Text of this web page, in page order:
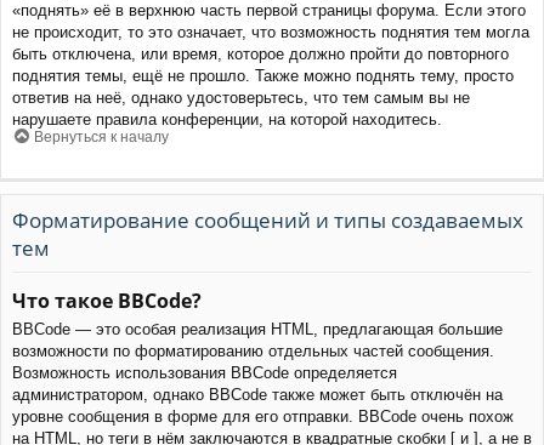
«поднять» её в верхнюю часть первой страницы форума. Если этого
не происходит, то это означает, что возможность поднятия тем могла
быть отключена, или время, которое должно пройти до повторного
поднятия темы, ещё не прошло. Также можно поднять тему, просто
ответив на неё, однако удостоверьтесь, что тем самым вы не
нарушаете правила конференции, на которой находитесь.
Вернуться к началу
Форматирование сообщений и типы создаваемых
тем
Что такое BBCode?
BBCode — это особая реализация HTML, предлагающая большие
возможности по форматированию отдельных частей сообщения.
Возможность использования BBCode определяется
администратором, однако BBCode также может быть отключён на
уровне сообщения в форме для его отправки. BBCode очень похож
на HTML, но теги в нём заключаются в квадратные скобки [ и ], а не в